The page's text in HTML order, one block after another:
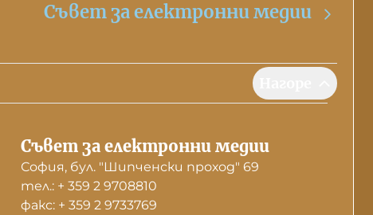
Съвет за електронни медии
Съвет за електронни медии
София, бул. "Шипченски проход" 69
тел.: + 359 2 9708810
факс: + 359 2 9733769